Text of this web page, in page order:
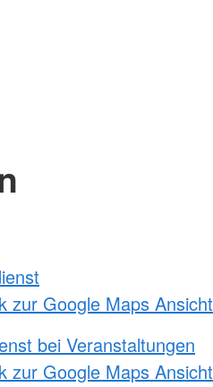
zur Google Maps Ansicht
bei Veranstaltungen
zur Google Maps Ansicht